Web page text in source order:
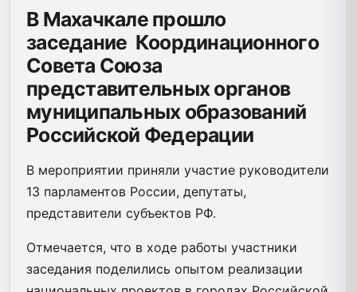
В Махачкале прошло
заседание Координационного
Совета Союза
представительных органов
муниципальных образований
Российской Федерации
В мероприятии приняли участие руководители
13 парламентов России, депутаты,
представители субъектов РФ.
Отмечается, что в ходе работы участники
заседания поделились опытом реализации